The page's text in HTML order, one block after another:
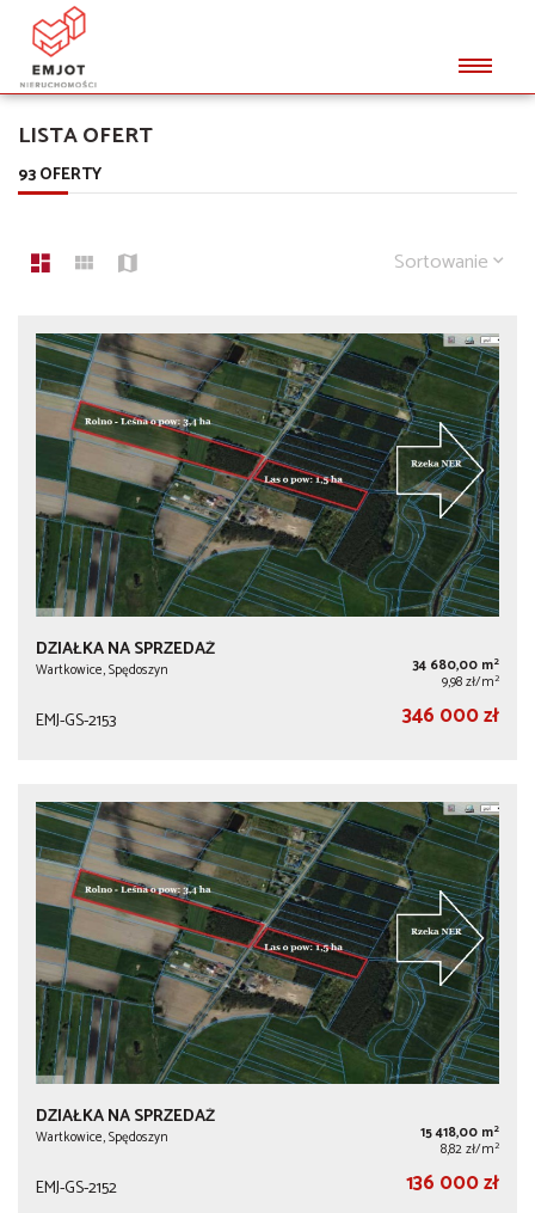
LISTA OFERT
93 OFERTY
Sortowanie
DZIAŁKA NA SPRZEDAŻ
Wartkowice, Spędoszyn 34 680,00 m2
9,98 zł/m2
EMJ-GS-2153 346 000 zł
DZIAŁKA NA SPRZEDAŻ
Wartkowice, Spędoszyn 15 418,00 m2
8,82 zł/m2
EMJ-GS-2152 136 000 zł